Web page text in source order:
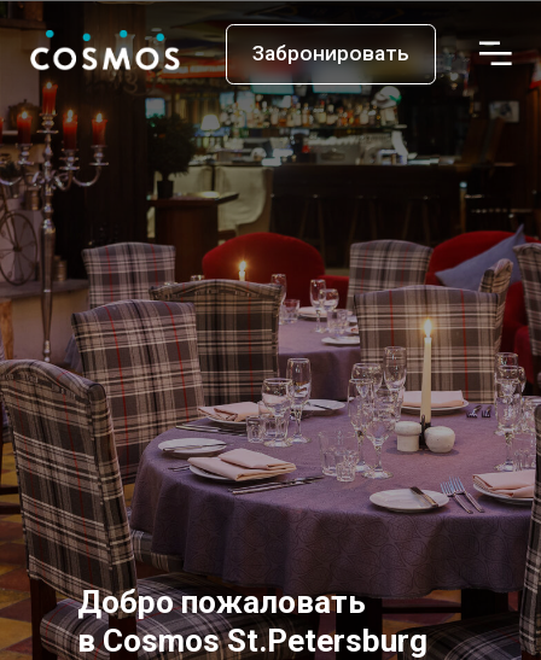
Забронировать
Добро пожаловать
в Cosmos St.Petersburg